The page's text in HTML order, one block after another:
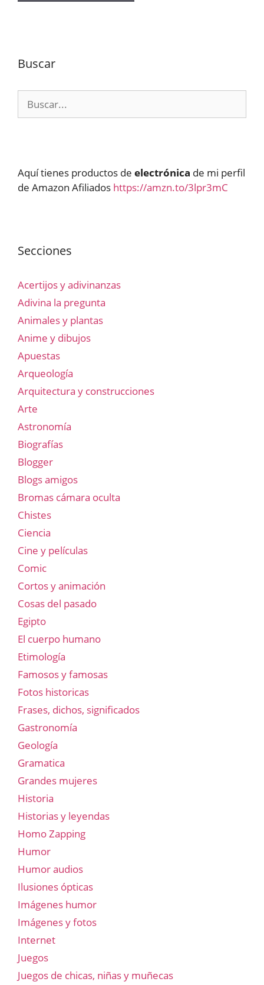
Buscar
Aquí tienes productos de electrónica de mi perfil
de Amazon Afiliados https://amzn.to/3lpr3mC
Secciones
Acertijos y adivinanzas
Adivina la pregunta
Animales y plantas
Anime y dibujos
Apuestas
Arqueología
Arquitectura y construcciones
Arte
Astronomía
Biografías
Blogger
Blogs amigos
Bromas cámara oculta
Chistes
Ciencia
Cine y películas
Comic
Cortos y animación
Cosas del pasado
Egipto
El cuerpo humano
Etimología
Famosos y famosas
Fotos historicas
Frases, dichos, significados
Gastronomía
Geología
Gramatica
Grandes mujeres
Historia
Historias y leyendas
Homo Zapping
Humor
Humor audios
Ilusiones ópticas
Imágenes humor
Imágenes y fotos
Internet
Juegos
Juegos de chicas, niñas y muñecas